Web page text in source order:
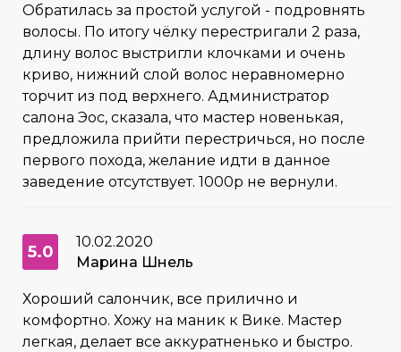
Обратилась за простой услугой - подровнять
волосы. По итогу чёлку перестригали 2 раза,
длину волос выстригли клочками и очень
криво, нижний слой волос неравномерно
торчит из под верхнего. Администратор
салона Эос, сказала, что мастер новенькая,
предложила прийти перестричься, но после
первого похода, желание идти в данное
заведение отсутствует. 1000р не вернули.
5.0
10.02.2020
Марина Шнель
Хороший салончик, все прилично и
комфортно. Хожу на маник к Вике. Мастер
легкая, делает все аккуратненько и быстро.